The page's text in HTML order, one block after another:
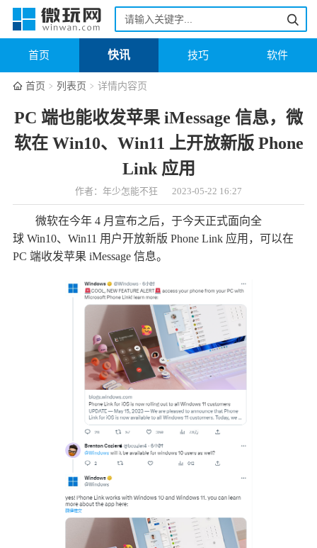
首页 快讯 技巧 软件
首页 列表页 详情内容页
PC 端也能收发苹果 iMessage 信息，微
软在 Win10、Win11 上开放新版 Phone
Link 应用
作者：年少怎能不狂 2023-05-22 16:27
微软在今年 4 月宣布之后，于今天正式面向全
球 Win10、Win11 用户开放新版 Phone Link 应用，可以在
PC 端收发苹果 iMessage 信息。